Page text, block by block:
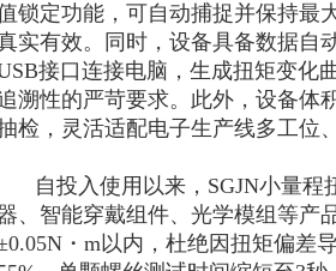
锁定功能，可自动捕捉并保持最
实有效。同时，设备具备数据自
接口连接电脑，生成扭矩变化
溯性的严苛要求。此外，设备体
检，灵活适配电子生产线多工位
自投入使用以来，SGJN小量
、智能穿戴组件、光学模组等产
・m以内，杜绝因扭矩偏差